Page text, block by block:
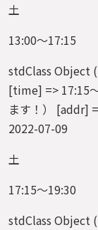
土
13:00～17:15
stdClass Object
[time] => 17:15
ます！） [addr]
2022-07-09
土
17:15～19:30
stdClass Object